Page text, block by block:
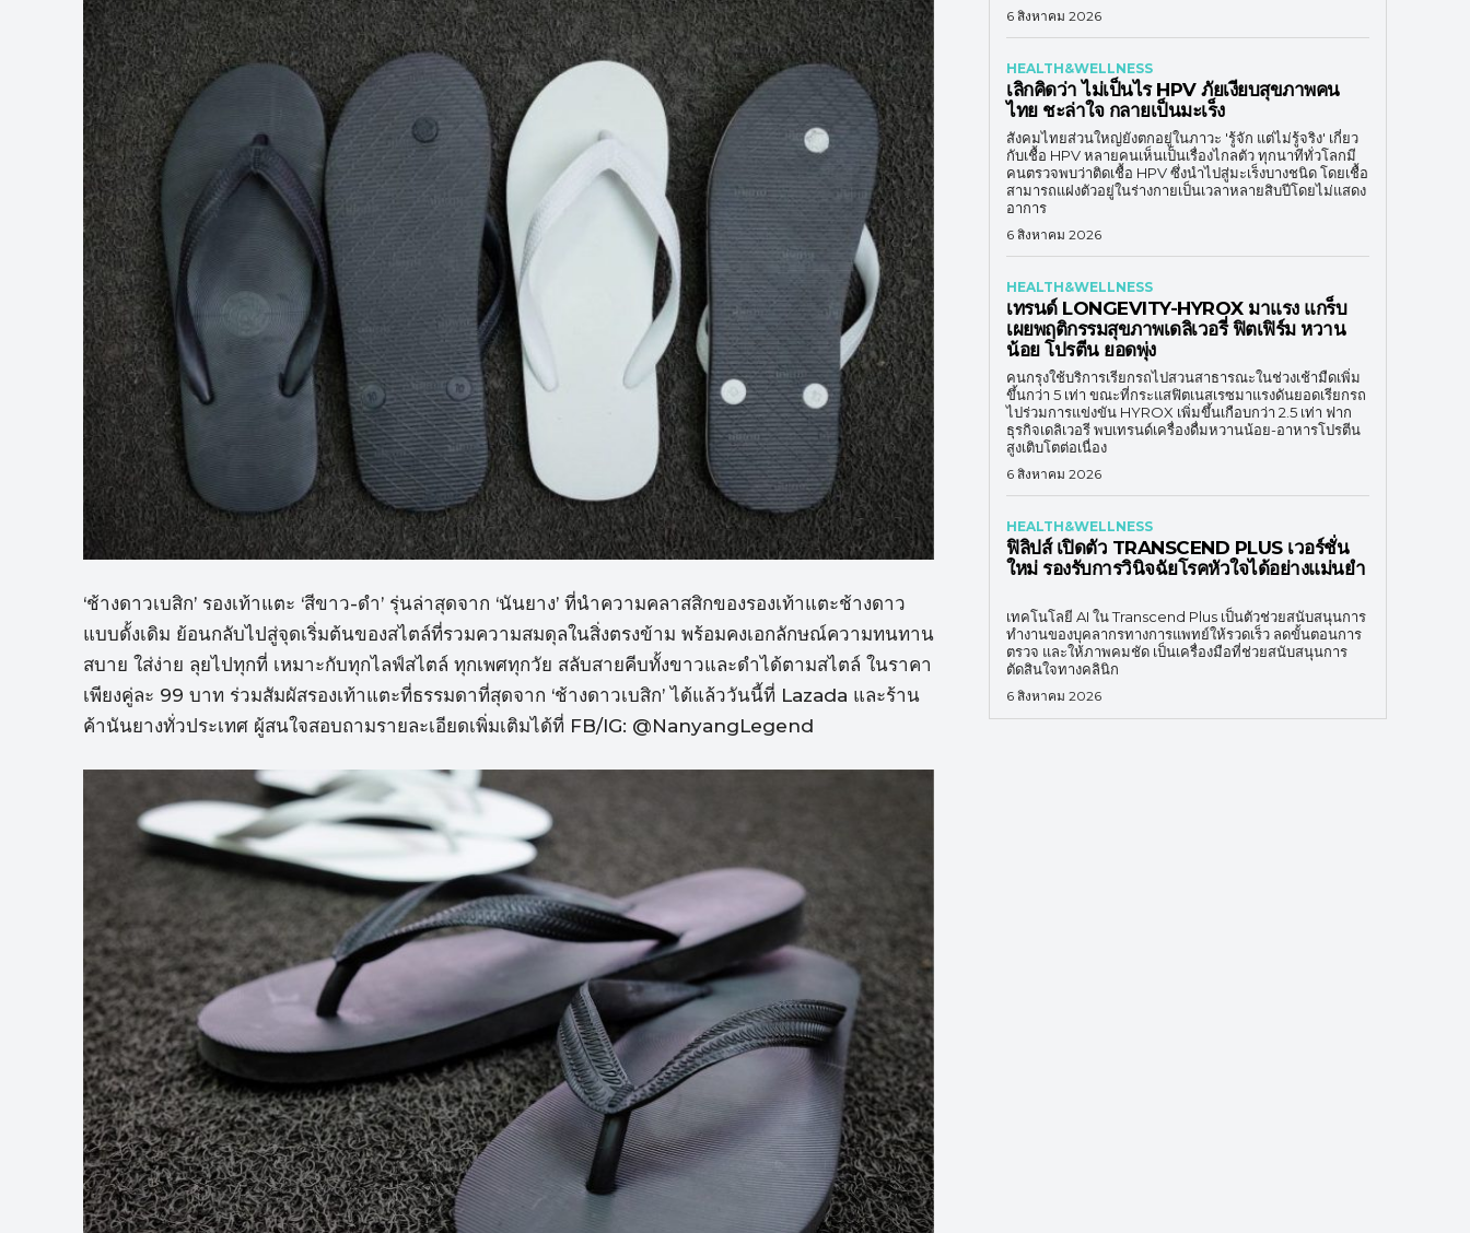
‘ช้างดาวเบสิก’ รองเท้าแตะ ‘สีขาว-ดำ’ รุ่นล่าสุดจาก ‘นันยาง’ ที่นำความคลาสสิกของรองเท้าแตะช้างดาว
แบบดั้งเดิม ย้อนกลับไปสู่จุดเริ่มต้นของสไตล์ที่รวมความสมดุลในสิ่งตรงข้าม พร้อมคงเอกลักษณ์ความทนทาน
สบาย ใส่ง่าย ลุยไปทุกที่ เหมาะกับทุกไลฟ์สไตล์ ทุกเพศทุกวัย สลับสายคีบทั้งขาวและดำได้ตามสไตล์ ในราคา
เพียงคู่ละ 99 บาท ร่วมสัมผัสรองเท้าแตะที่ธรรมดาที่สุดจาก ‘ช้างดาวเบสิก’ ได้แล้ววันนี้ที่ Lazada และร้าน
ค้านันยางทั่วประเทศ ผู้สนใจสอบถามรายละเอียดเพิ่มเติมได้ที่ FB/IG: @NanyangLegend
6 สิงหาคม 2026
HEALTH&WELLNESS
เลิกคิดว่า ไม่เป็นไร HPV ภัยเงียบสุขภาพคน
ไทย ชะล่าใจ กลายเป็นมะเร็ง
สังคมไทยส่วนใหญ่ยังตกอยู่ในภาวะ 'รู้จัก แต่ไม่รู้จริง' เกี่ยว
กับเชื้อ HPV หลายคนเห็นเป็นเรื่องไกลตัว ทุกนาทีทั่วโลกมี
คนตรวจพบว่าติดเชื้อ HPV ซึ่งนำไปสู่มะเร็งบางชนิด โดยเชื้อ
สามารถแฝงตัวอยู่ในร่างกายเป็นเวลาหลายสิบปีโดยไม่แสดง
อาการ
6 สิงหาคม 2026
HEALTH&WELLNESS
เทรนด์ LONGEVITY-HYROX มาแรง แกร็บ
เผยพฤติกรรมสุขภาพเดลิเวอรี่ ฟิตเฟิร์ม หวาน
น้อย โปรตีน ยอดพุ่ง
คนกรุงใช้บริการเรียกรถไปสวนสาธารณะในช่วงเช้ามืดเพิ่ม
ขึ้นกว่า 5 เท่า ขณะที่กระแสฟิตเนสเรซมาแรงดันยอดเรียกรถ
ไปร่วมการแข่งขัน HYROX เพิ่มขึ้นเกือบกว่า 2.5 เท่า ฟาก
ธุรกิจเดลิเวอรี พบเทรนด์เครื่องดื่มหวานน้อย-อาหารโปรตีน
สูงเติบโตต่อเนื่อง
6 สิงหาคม 2026
HEALTH&WELLNESS
ฟิลิปส์ เปิดตัว TRANSCEND PLUS เวอร์ชั่น
ใหม่ รองรับการวินิจฉัยโรคหัวใจได้อย่างแม่นยำ
เทคโนโลยี AI ใน Transcend Plus เป็นตัวช่วยสนับสนุนการ
ทำงานของบุคลากรทางการแพทย์ให้รวดเร็ว ลดขั้นตอนการ
ตรวจ และให้ภาพคมชัด เป็นเครื่องมือที่ช่วยสนับสนุนการ
ตัดสินใจทางคลินิก
6 สิงหาคม 2026